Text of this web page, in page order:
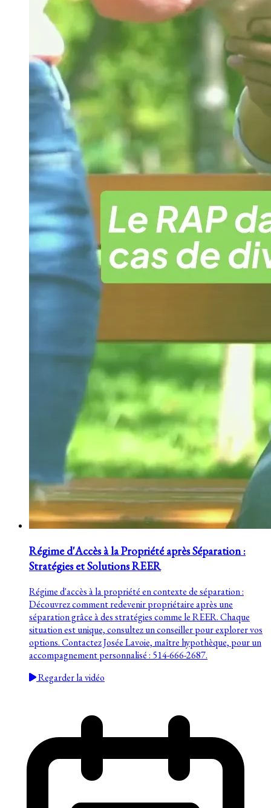
Régime d'Accès à la Propriété après Séparation :
Stratégies et Solutions REER
Régime d'accès à la propriété en contexte de séparation :
Découvrez comment redevenir propriétaire après une
séparation grâce à des stratégies comme le REER. Chaque
situation est unique, consultez un conseiller pour explorer vos
options. Contactez Josée Lavoie, maître hypothèque, pour un
accompagnement personnalisé : 514-666-2687.
Regarder la vidéo